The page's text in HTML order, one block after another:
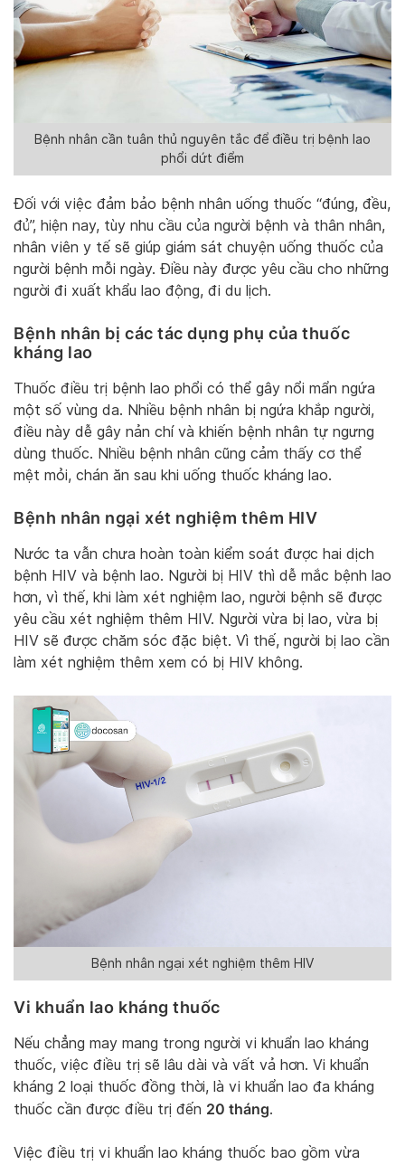
Bệnh nhân cần tuân thủ nguyên tắc để điều trị bệnh lao
phổi dứt điểm
Đối với việc đảm bảo bệnh nhân uống thuốc “đúng, đều,
đủ”, hiện nay, tùy nhu cầu của người bệnh và thân nhân,
nhân viên y tế sẽ giúp giám sát chuyện uống thuốc của
người bệnh mỗi ngày. Điều này được yêu cầu cho những
người đi xuất khẩu lao động, đi du lịch.
Bệnh nhân bị các tác dụng phụ của thuốc
kháng lao
Thuốc điều trị bệnh lao phổi có thể gây nổi mẩn ngứa
một số vùng da. Nhiều bệnh nhân bị ngứa khắp người,
điều này dễ gây nản chí và khiến bệnh nhân tự ngưng
dùng thuốc. Nhiều bệnh nhân cũng cảm thấy cơ thể
mệt mỏi, chán ăn sau khi uống thuốc kháng lao.
Bệnh nhân ngại xét nghiệm thêm HIV
Nước ta vẫn chưa hoàn toàn kiểm soát được hai dịch
bệnh HIV và bệnh lao. Người bị HIV thì dễ mắc bệnh lao
hơn, vì thế, khi làm xét nghiệm lao, người bệnh sẽ được
yêu cầu xét nghiệm thêm HIV. Người vừa bị lao, vừa bị
HIV sẽ được chăm sóc đặc biệt. Vì thế, người bị lao cần
làm xét nghiệm thêm xem có bị HIV không.
Bệnh nhân ngại xét nghiệm thêm HIV
Vi khuẩn lao kháng thuốc
Nếu chẳng may mang trong người vi khuẩn lao kháng
thuốc, việc điều trị sẽ lâu dài và vất vả hơn. Vi khuẩn
kháng 2 loại thuốc đồng thời, là vi khuẩn lao đa kháng
thuốc cần được điều trị đến 20 tháng.
Việc điều trị vi khuẩn lao kháng thuốc bao gồm vừa